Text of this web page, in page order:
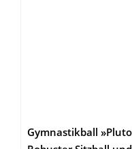
Gymnastikball